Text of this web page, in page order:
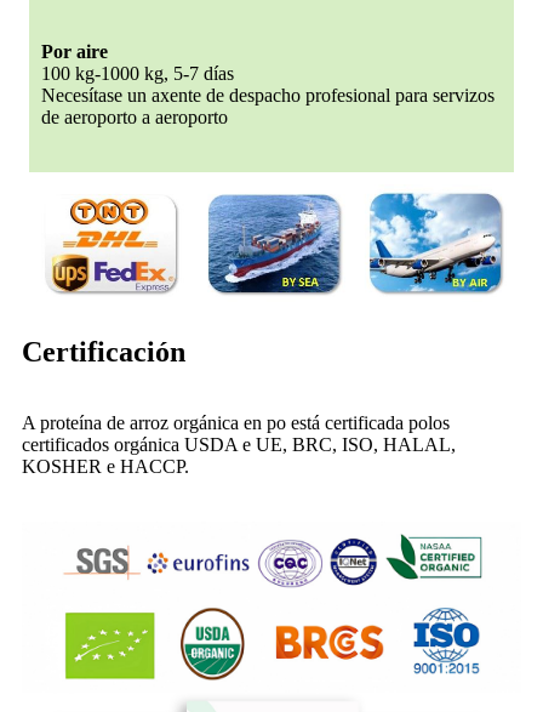
Por aire
100 kg-1000 kg, 5-7 días
Necesítase un axente de despacho profesional para servizos
de aeroporto a aeroporto
Certificación
A proteína de arroz orgánica en po está certificada polos
certificados orgánica USDA e UE, BRC, ISO, HALAL,
KOSHER e HACCP.